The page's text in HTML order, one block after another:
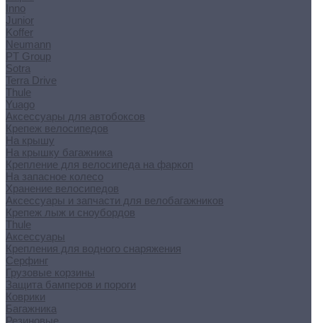
Inno
Junior
Koffer
Neumann
PT Group
Sotra
Terra Drive
Thule
Yuago
Аксессуары для автобоксов
Крепеж велосипедов
На крышу
На крышку багажника
Крепление для велосипеда на фаркоп
На запасное колесо
Хранение велосипедов
Аксессуары и запчасти для велобагажников
Крепеж лыж и сноубордов
Thule
Аксессуары
Крепления для водного снаряжения
Серфинг
Грузовые корзины
Защита бамперов и пороги
Коврики
Багажника
Резиновые